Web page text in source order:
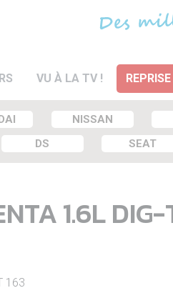
VU À LA TV !
NISSAN
DS SEAT
1.6L DIG-
163